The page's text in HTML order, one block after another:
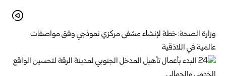
وزارة الصحة: خطة لإنشاء مشفى مركزي نموذجي وفق مواصفات
عالمية في اللاذقية